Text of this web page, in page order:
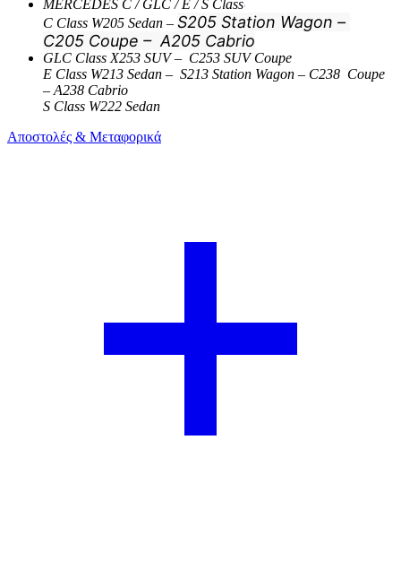
MERCEDES C / GLC / E / S Class
C Class W205 Sedan – S205 Station Wagon –
C205 Coupe – A205 Cabrio
GLC Class X253 SUV – C253 SUV Coupe
E Class W213 Sedan – S213 Station Wagon – C238 Coupe
– A238 Cabrio
S Class W222 Sedan
Αποστολές & Μεταφορικά